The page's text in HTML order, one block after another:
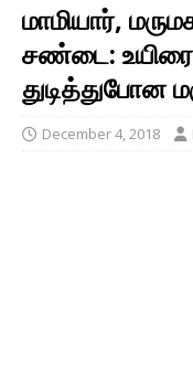
மாமியார்,
சண்டை: உயிரை
துடித்துபோன
December 4, 2018